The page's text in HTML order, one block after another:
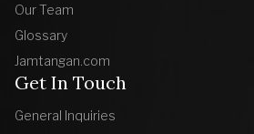
Our Team
Glossary
Jamtangan.com
Get In Touch
General Inquiries